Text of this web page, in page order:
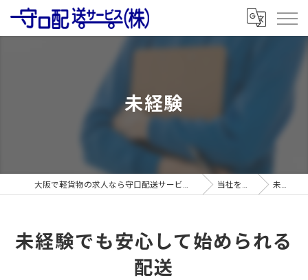
未経験
大阪で軽貨物の求人なら守口配送サービス株式会社 当社を知る 未経験
未経験でも安心して始められる
配送